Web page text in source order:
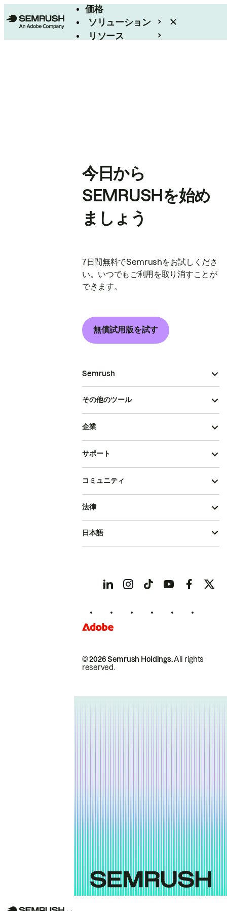
価格
ソリューション
リソース
今日から
SEMRUSHを始め
ましょう
7日間無料でSemrushをお試しくださ
い。いつでもご利用を取り消すことが
できます。
無償試用版を試す
Semrush
その他のツール
企業
サポート
コミュニティ
© 2026 Semrush Holdings.All rights
reserved.
法律
日本語